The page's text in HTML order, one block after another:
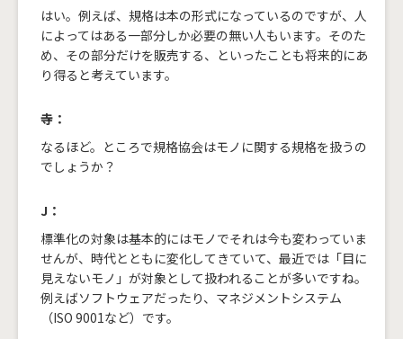
はい。例えば、規格は本の形式になっているのですが、人
によってはある一部分しか必要の無い人もいます。そのた
め、その部分だけを販売する、といったことも将来的にあ
り得ると考えています。
寺：
なるほど。ところで規格協会はモノに関する規格を扱うの
でしょうか？
J：
標準化の対象は基本的にはモノでそれは今も変わっていま
せんが、時代とともに変化してきていて、最近では「目に
見えないモノ」が対象として扱われることが多いですね。
例えばソフトウェアだったり、マネジメントシステム
（ISO 9001など）です。